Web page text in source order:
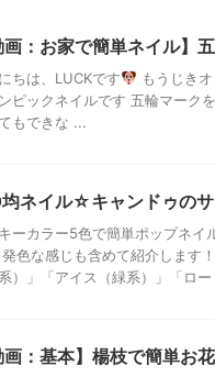
画：お家で簡単ネイル
ちは、LUCKです
もうじき
ピックネイルです 五輪マーク
もできな ...
ネイル☆キャンドゥの
ーカラー5色で簡単ポップネイ
色な感じも含めて紹介します
系）」「アイス（緑系）」「ロ
画：基本】楊枝で簡単お